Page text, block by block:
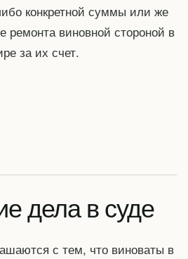
конкретной суммы или же
ремонта виновной стороной в
за их счет.
дела в суде
с тем, что виноваты в